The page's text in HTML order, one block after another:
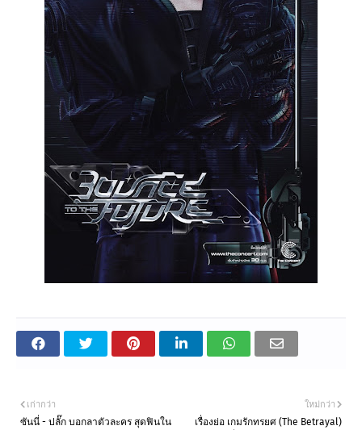
ใหม่กว่า
เรื่องย่อ เกมรักทรยศ (The Betrayal)
เก่ากว่า
ซันนี่ - ปลั๊ก บอกลาตัวละคร สุดฟินใน